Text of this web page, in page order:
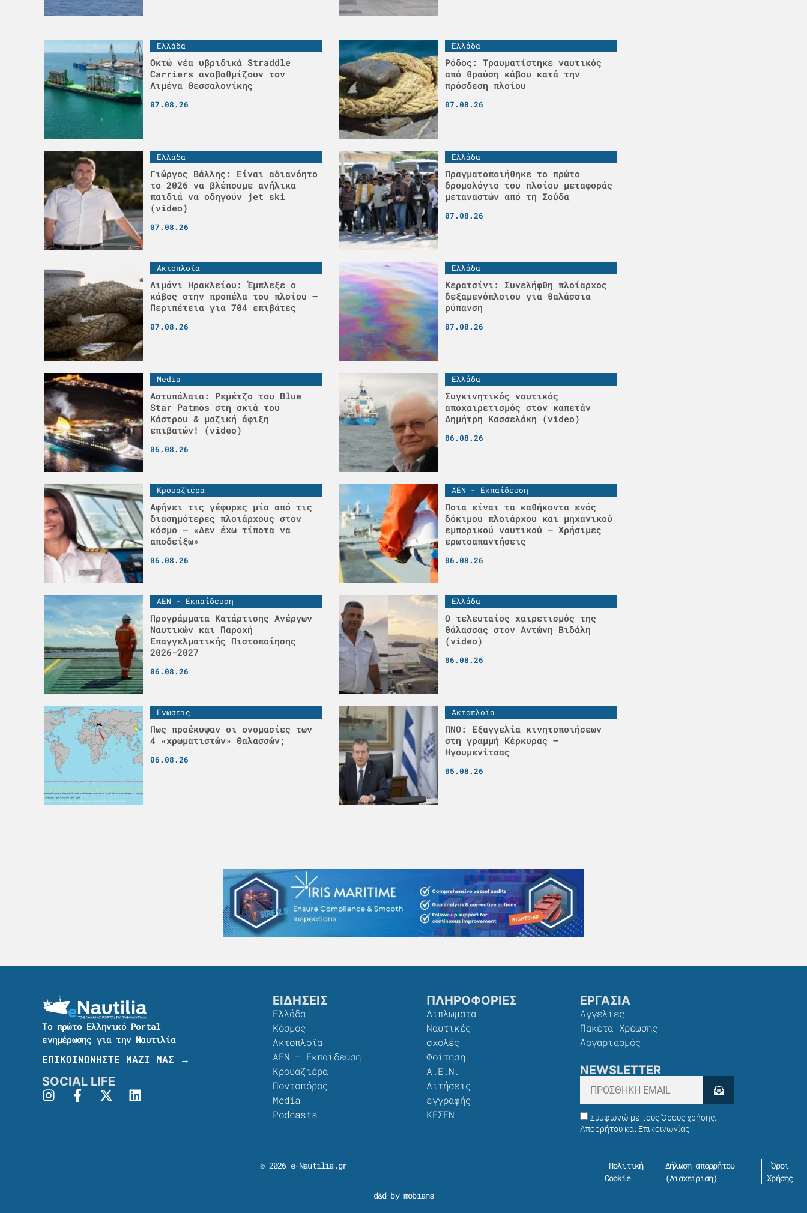
Ελλάδα
Οκτώ νέα υβριδικά Straddle
Carriers αναβαθμίζουν τον
Λιμένα Θεσσαλονίκης
07.08.26
Ελλάδα
Ρόδος: Τραυματίστηκε ναυτικός
από θραύση κάβου κατά την
πρόσδεση πλοίου
07.08.26
Ελλάδα
Γιώργος Βάλλης: Είναι αδιανόητο
το 2026 να βλέπουμε ανήλικα
παιδιά να οδηγούν jet ski
(video)
07.08.26
Ελλάδα
Πραγματοποιήθηκε το πρώτο
δρομολόγιο του πλοίου μεταφοράς
μεταναστών από τη Σούδα
07.08.26
Ακτοπλοϊα
Λιμάνι Ηρακλείου: Έμπλεξε ο
κάβος στην προπέλα του πλοίου –
Περιπέτεια για 704 επιβάτες
07.08.26
Ελλάδα
Κερατσίνι: Συνελήφθη πλοίαρχος
δεξαμενόπλοιου για θαλάσσια
ρύπανση
07.08.26
Media
Αστυπάλαια: Ρεμέτζο του Blue
Star Patmos στη σκιά του
Κάστρου & μαζική άφιξη
επιβατών! (video)
06.08.26
Ελλάδα
Συγκινητικός ναυτικός
αποχαιρετισμός στον καπετάν
Δημήτρη Κασσελάκη (video)
06.08.26
Κρουαζιέρα
Αφήνει τις γέφυρες μία από τις
διασημότερες πλοιάρχους στον
κόσμο – «Δεν έχω τίποτα να
αποδείξω»
06.08.26
ΑΕΝ - Εκπαίδευση
Ποια είναι τα καθήκοντα ενός
δόκιμου πλοιάρχου και μηχανικού
εμπορικού ναυτικού – Χρήσιμες
ερωτοαπαντήσεις
06.08.26
ΑΕΝ - Εκπαίδευση
Προγράμματα Κατάρτισης Ανέργων
Ναυτικών και Παροχή
Επαγγελματικής Πιστοποίησης
2026-2027
06.08.26
Ελλάδα
Ο τελευταίος χαιρετισμός της
θάλασσας στον Αντώνη Βιδάλη
(video)
06.08.26
Γνώσεις
Πως προέκυψαν οι ονομασίες των
4 «χρωματιστών» Θαλασσών;
06.08.26
Ακτοπλοϊα
ΠΝΟ: Εξαγγελία κινητοποιήσεων
στη γραμμή Κέρκυρας –
Ηγουμενίτσας
05.08.26
Το πρώτο Ελληνικό Portal
ενημέρωσης για την Ναυτιλία
ΕΠΙΚΟΙΝΩΝΗΣΤΕ ΜΑΖΙ ΜΑΣ →
SOCIAL LIFE
ΕΙΔΗΣΕΙΣ
Ελλάδα
Κόσμος
Ακτοπλοϊα
ΑΕΝ – Εκπαίδευση
Κρουαζιέρα
Ποντοπόρος
Media
Podcasts
ΠΛΗΡΟΦΟΡΙΕΣ
Διπλώματα
Ναυτικές
σχολές
Φοίτηση
Α.Ε.Ν.
Αιτήσεις
εγγραφής
ΚΕΣΕΝ
ΕΡΓΑΣΙΑ
Αγγελίες
Πακέτα Χρέωσης​
Λογαριασμός
NEWSLETTER
Συμφωνώ με τους Όρους χρήσης,
Απορρήτου και Επικοινωνίας
© 2026 e-Nautilia.gr
Πολιτική
Cookie
Δήλωση απορρήτου
(Διαχείριση)
Όροι
Χρήσης
d&d by mobians